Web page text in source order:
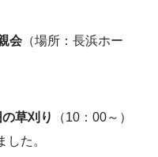
会 （場所：長浜ホー
草刈り
（10：00～）
した。